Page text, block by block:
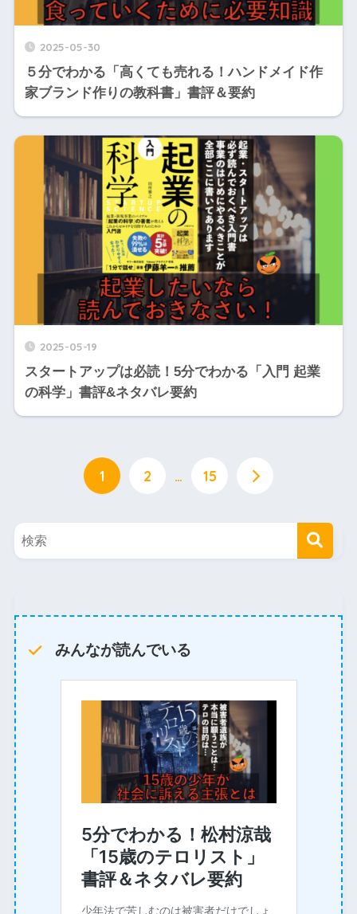
2025-05-30
５分でわかる「高くても売れる！ハンドメイド作
家ブランド作りの教科書」書評＆要約
2025-05-19
スタートアップは必読！5分でわかる「入門 起業
の科学」書評&ネタバレ要約
1 2 … 15
みんなが読んでいる